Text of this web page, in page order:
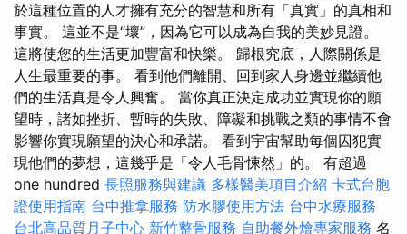
於這種位置的人才擁有充分的智慧和所有「真實」的真相和
事實。 這並不是“壞”，因為它可以成為自我的美妙見證。
這將使您的生活更加豐富和快樂。 歸根究底，人際關係是
人生最重要的事。 看到他們離開、回到家人身邊並繼續他
們的生活真是令人興奮。 當你真正決定成功並實現你的願
望時，諸如挫折、暫時的失敗、障礙和挑戰之類的事情不會
影響你實現願望的決心和承諾。 看到宇宙幫助每個囚犯實
現他們的夢想，這幾乎是「令人毛骨悚然」的。 有超過
one hundred 長照服務與建議 多樣醫美項目介紹 卡式台胞
證使用指南 台中推拿服務 防水膠使用方法 台中水療服務
台北高品質月子中心 新竹整骨服務 自助餐外燴專家服務 名